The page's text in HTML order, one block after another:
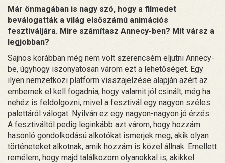
Már önmagában is nagy szó, hogy a filmedet
beválogatták a világ elsőszámú animációs
fesztiváljára. Mire számítasz Annecy-ben? Mit vársz a
legjobban?
Sajnos korábban még nem volt szerencsém eljutni Annecy-
be, úgyhogy iszonyatosan várom ezt a lehetőséget. Egy
ilyen nemzetközi platform visszajelzése alapján azért az
embernek el kell fogadnia, hogy valamit jól csinált, még ha
nehéz is feldolgozni, mivel a fesztivál egy nagyon széles
palettáról válogat. Nyilván ez egy nagyon-nagyon jó érzés.
A fesztiváltól pedig leginkább azt várom, hogy hozzám
hasonló gondolkodású alkotókat ismerjek meg, akik olyan
történeteket alkotnak, amik hozzám is közel állnak. Emellett
remélem, hogy majd találkozom olyanokkal is, akikkel